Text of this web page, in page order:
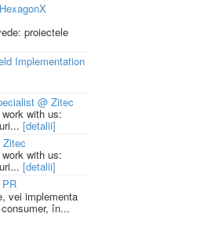
proiectele
Implementation
@ Zitec
with us:
[detalii]
with us:
[detalii]
vei implementa
în...